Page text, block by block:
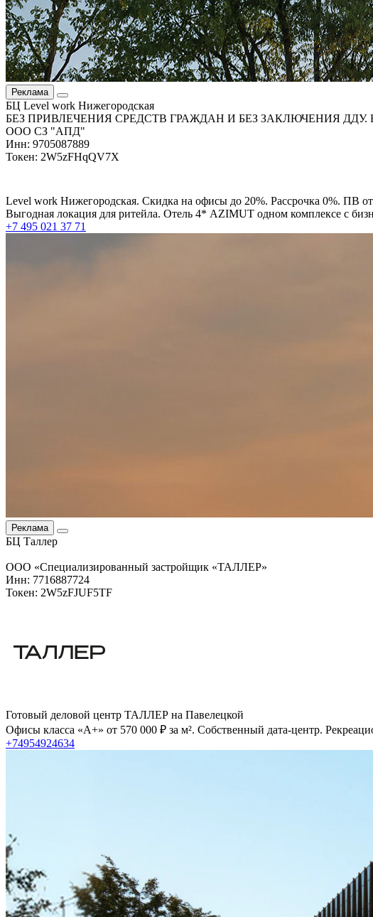
Реклама
БЦ Level work Нижегородская
БЕЗ ПРИВЛЕЧЕНИЯ СРЕДСТВ ГРАЖДАН И БЕЗ ЗАКЛЮЧЕНИЯ ДДУ.
ООО СЗ "АПД"
Инн: 9705087889
Токен: 2W5zFHqQV7X
Level work Нижегородская. Скидка на офисы до 20%. Рассрочка 0%. ПВ
Выгодная локация для ритейла. Отель 4* AZIMUT одном комплексе с
+7 495 021 37 71
Реклама
БЦ Таллер
ООО «Специализированный застройщик «ТАЛЛЕР»
Инн: 7716887724
Токен: 2W5zFJUF5TF
Готовый деловой центр ТАЛЛЕР на Павелецкой
Офисы класса «А+» от 570 000 ₽ за м². Собственный дата-центр.
+74954924634